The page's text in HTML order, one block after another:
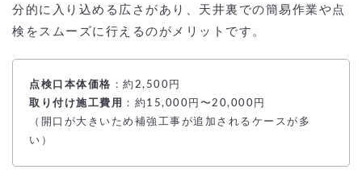
分的に入り込める広さがあり、天井裏での簡易作業や点
検をスムーズに行えるのがメリットです。
点検口本体価格 ：約2,500円
取り付け施工費用
：約15,000円〜20,000円
（開口が大きいため補強工事が追加されるケースが多
い）